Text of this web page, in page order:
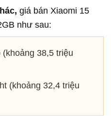
giá bán Xiaomi 15
như sau:
38,5 triệu
(khoảng 32,4 triệu